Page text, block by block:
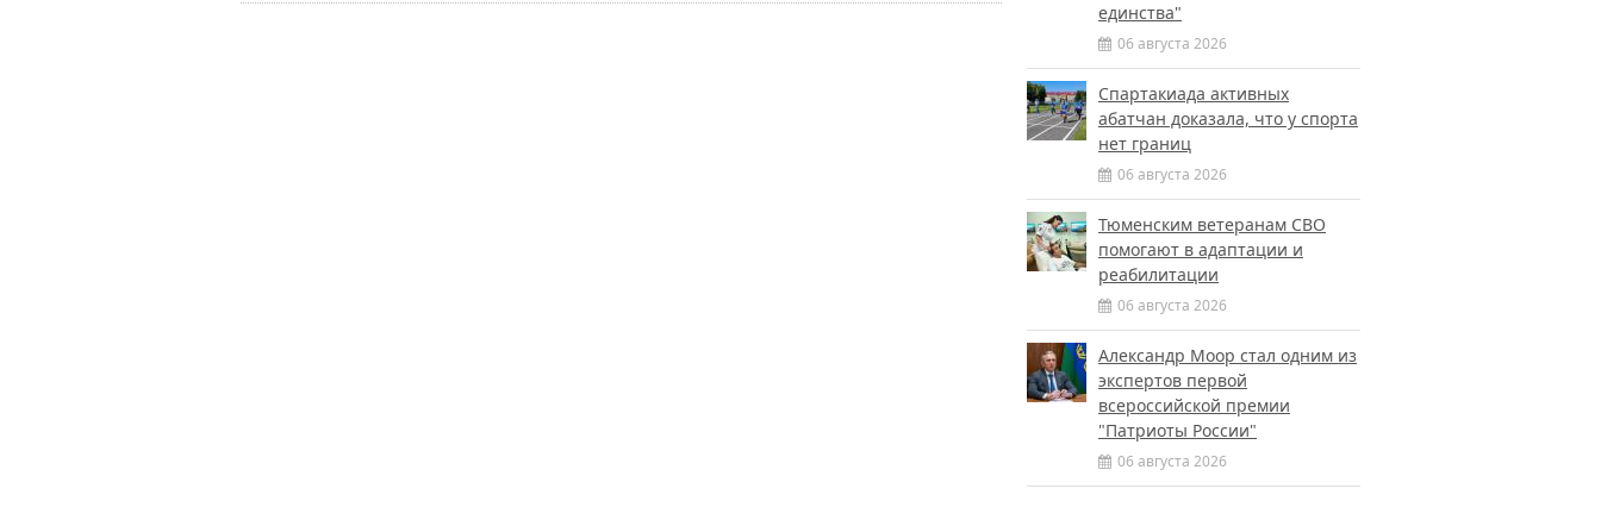
единства"
06 августа 2026
Спартакиада активных
абатчан доказала, что у спорта
нет границ
06 августа 2026
Тюменским ветеранам СВО
помогают в адаптации и
реабилитации
06 августа 2026
Александр Моор стал одним из
экспертов первой
всероссийской премии
"Патриоты России"
06 августа 2026